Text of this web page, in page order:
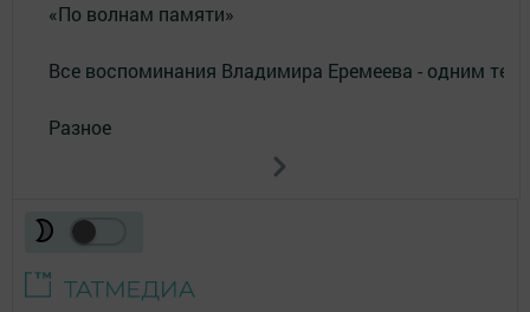
«По волнам памяти»
Все воспоминания Владимира Еремеева - одним
Разное